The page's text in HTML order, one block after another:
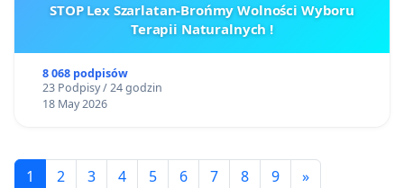
STOP Lex Szarlatan-Brońmy Wolności Wyboru
Terapii Naturalnych !
8 068 podpisów
23 Podpisy / 24 godzin
18 May 2026
1 2 3 4 5 6 7 8 9 »